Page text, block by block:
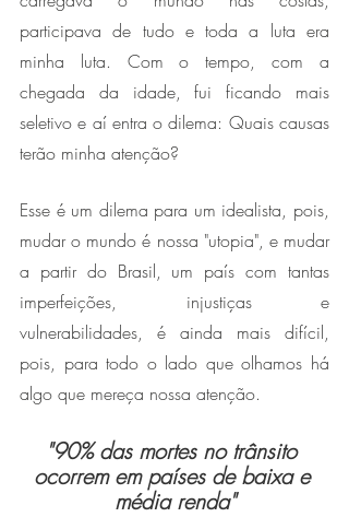
participava de tudo e toda a luta era
minha luta. Com o tempo, com a
chegada da idade, fui ficando mais
seletivo e aí entra o dilema: Quais causas
terão minha atenção?
Esse é um dilema para um idealista, pois,
mudar o mundo é nossa "utopia", e mudar
a partir do Brasil, um país com tantas
imperfeições, injustiças e
vulnerabilidades, é ainda mais difícil,
pois, para todo o lado que olhamos há
algo que mereça nossa atenção.
"90% das mortes no trânsito
ocorrem em países de baixa e
média renda"